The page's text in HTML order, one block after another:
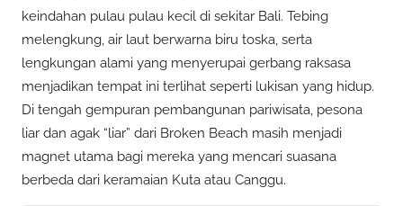
keindahan pulau pulau kecil di sekitar Bali. Tebing
melengkung, air laut berwarna biru toska, serta
lengkungan alami yang menyerupai gerbang raksasa
menjadikan tempat ini terlihat seperti lukisan yang hidup.
Di tengah gempuran pembangunan pariwisata, pesona
liar dan agak “liar” dari Broken Beach masih menjadi
magnet utama bagi mereka yang mencari suasana
berbeda dari keramaian Kuta atau Canggu.